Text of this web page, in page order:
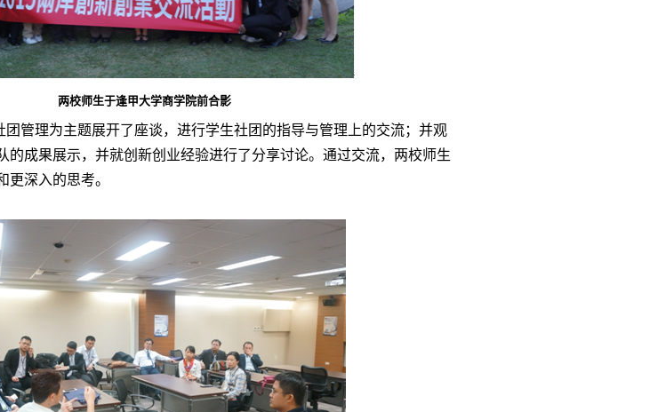
两校师生于逢甲大学商学院前合影
管理为主题展开了座谈，进行学生社团的指导与管理上的交流；并观
的成果展示，并就创新创业经验进行了分享讨论。通过交流，两校师生
深入的思考。